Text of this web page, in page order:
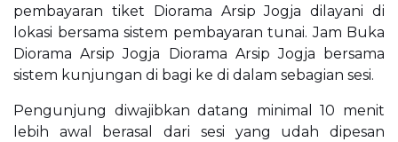
pembayaran tiket Diorama Arsip Jogja dilayani di
lokasi bersama sistem pembayaran tunai. Jam Buka
Diorama Arsip Jogja Diorama Arsip Jogja bersama
sistem kunjungan di bagi ke di dalam sebagian sesi.
Pengunjung diwajibkan datang minimal 10 menit
lebih awal berasal dari sesi yang udah dipesan